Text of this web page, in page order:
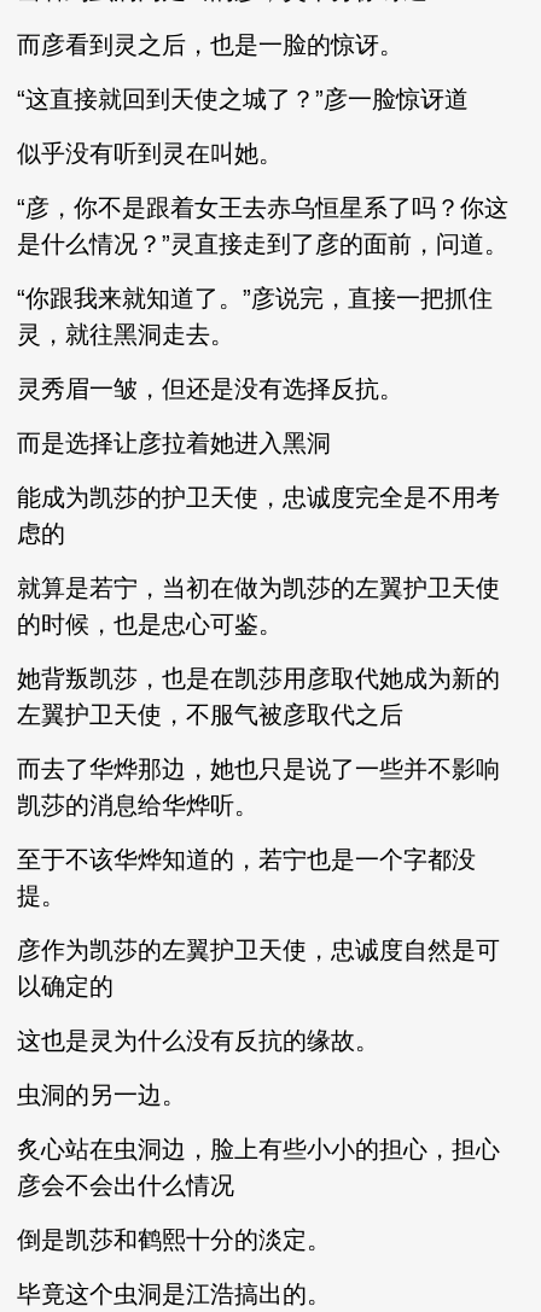
而彦看到灵之后，也是一脸的惊讶。
“这直接就回到天使之城了？”彦一脸惊讶道
似乎没有听到灵在叫她。
“彦，你不是跟着女王去赤乌恒星系了吗？你这
是什么情况？”灵直接走到了彦的面前，问道。
“你跟我来就知道了。”彦说完，直接一把抓住
灵，就往黑洞走去。
灵秀眉一皱，但还是没有选择反抗。
而是选择让彦拉着她进入黑洞
能成为凯莎的护卫天使，忠诚度完全是不用考
虑的
就算是若宁，当初在做为凯莎的左翼护卫天使
的时候，也是忠心可鉴。
她背叛凯莎，也是在凯莎用彦取代她成为新的
左翼护卫天使，不服气被彦取代之后
而去了华烨那边，她也只是说了一些并不影响
凯莎的消息给华烨听。
至于不该华烨知道的，若宁也是一个字都没
提。
彦作为凯莎的左翼护卫天使，忠诚度自然是可
以确定的
这也是灵为什么没有反抗的缘故。
虫洞的另一边。
炙心站在虫洞边，脸上有些小小的担心，担心
彦会不会出什么情况
倒是凯莎和鹤熙十分的淡定。
毕竟这个虫洞是江浩搞出的。